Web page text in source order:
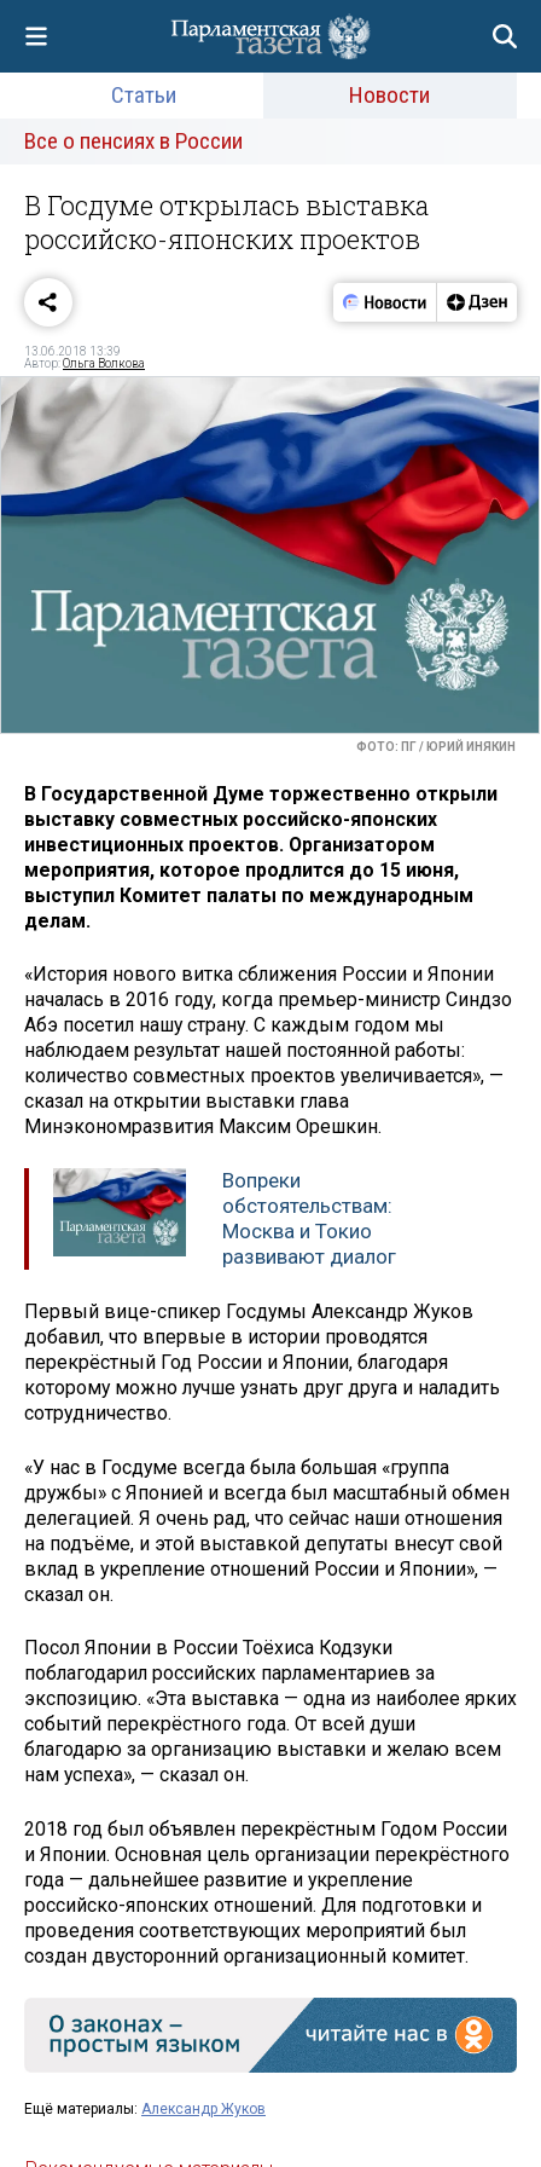
Статьи
Новости
Все о пенсиях в России
В Госдуме открылась выставка
российско-японских проектов
13.06.2018 13:39
Автор:Ольга Волкова
ФОТО: ПГ / ЮРИЙ ИНЯКИН
В Государственной Думе торжественно открыли
выставку совместных российско-японских
инвестиционных проектов. Организатором
мероприятия, которое продлится до 15 июня,
выступил Комитет палаты по международным
делам.
«История нового витка сближения России и Японии
началась в 2016 году, когда премьер-министр Синдзо
Абэ посетил нашу страну. С каждым годом мы
наблюдаем результат нашей постоянной работы:
количество совместных проектов увеличивается», —
сказал на открытии выставки глава
Минэкономразвития Максим Орешкин.
Вопреки
обстоятельствам:
Москва и Токио
развивают диалог
Первый вице-спикер Госдумы Александр Жуков
добавил, что впервые в истории проводятся
перекрёстный Год России и Японии, благодаря
которому можно лучше узнать друг друга и наладить
сотрудничество.
«У нас в Госдуме всегда была большая «группа
дружбы» с Японией и всегда был масштабный обмен
делегацией. Я очень рад, что сейчас наши отношения
на подъёме, и этой выставкой депутаты внесут свой
вклад в укрепление отношений России и Японии», —
сказал он.
Посол Японии в России Тоёхиса Кодзуки
поблагодарил российских парламентариев за
экспозицию. «Эта выставка — одна из наиболее ярких
событий перекрёстного года. От всей души
благодарю за организацию выставки и желаю всем
нам успеха», — сказал он.
2018 год был объявлен перекрёстным Годом России
и Японии. Основная цель организации перекрёстного
года — дальнейшее развитие и укрепление
российско-японских отношений. Для подготовки и
проведения соответствующих мероприятий был
создан двусторонний организационный комитет.
Ещё материалы: Александр Жуков